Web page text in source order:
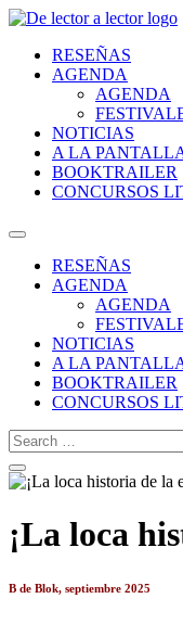
RESEÑAS
AGENDA
AGENDA
NOTICIAS
A LA
BOOKTRAILER
CONCURSOS
RESEÑAS
AGENDA
AGENDA
NOTICIAS
A LA
BOOKTRAILER
CONCURSOS
¡La loca
B de Blok, septiembre 2025